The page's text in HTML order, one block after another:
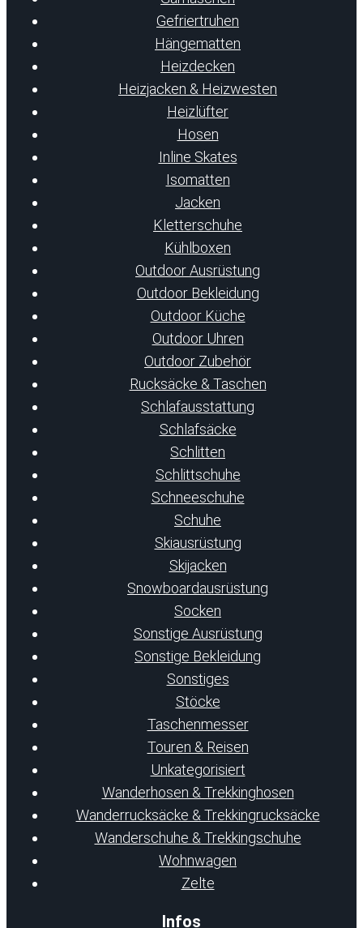
Gefriertruhen
Hängematten
Heizdecken
Heizjacken & Heizwesten
Heizlüfter
Hosen
Inline Skates
Isomatten
Jacken
Kletterschuhe
Kühlboxen
Outdoor Ausrüstung
Outdoor Bekleidung
Outdoor Küche
Outdoor Uhren
Outdoor Zubehör
Rucksäcke & Taschen
Schlafausstattung
Schlafsäcke
Schlitten
Schlittschuhe
Schneeschuhe
Schuhe
Skiausrüstung
Skijacken
Snowboardausrüstung
Socken
Sonstige Ausrüstung
Sonstige Bekleidung
Sonstiges
Stöcke
Taschenmesser
Touren & Reisen
Unkategorisiert
Wanderhosen & Trekkinghosen
Wanderrucksäcke & Trekkingrucksäcke
Wanderschuhe & Trekkingschuhe
Wohnwagen
Zelte
Infos